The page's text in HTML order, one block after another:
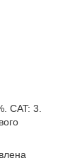
CAT: 3.